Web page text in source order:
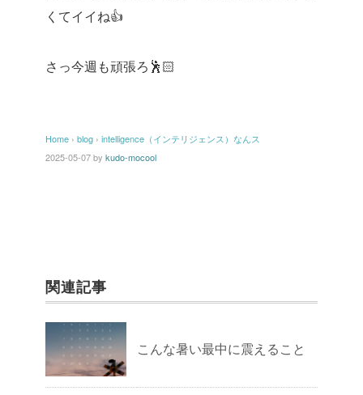
くてイイね👍
さっ今週も頑張ろ🕺🏻
Home › blog › intelligence（インテリジェンス）なんス
2025-05-07by kudo-mocool
関連記事
こんな暑い最中に震えること